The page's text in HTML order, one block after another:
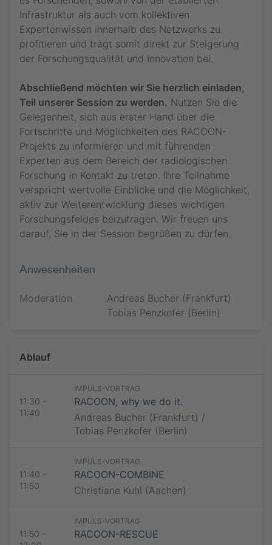
Wissenschaft & Fortbildung
CME-Punkte
Dialog & Interaktion
Jetzt buchen
Eine Teilnahmebescheinigung erhalten nur Personen,
die das digitale Modul „RÖKO DIGITAL“ des 105.
Deutscher Röntgenkongresses und 10. Gemeinsamer
Kongress von DRG und ÖRG gebucht haben oder noch
nachbuchen.
Nachname *
E-Mail-Adresse *
Bitte beachten Sie die Datenschutzhinweise
Jetzt teilnehmen
Nachname *
Bitte beachten Sie die Datenschutzhinweise
Infrastruktur als auch vom kollektiven
Expertenwissen innerhalb des Netzwerks zu
profitieren und trägt somit direkt zur Steigerung
der Forschungsqualität und Innovation bei.
Abschließend möchten wir Sie herzlich einladen,
Teil unserer Session zu werden. Nutzen Sie die
Gelegenheit, sich aus erster Hand über die
Fortschritte und Möglichkeiten des RACOON-
Projekts zu informieren und mit führenden
Experten aus dem Bereich der radiologischen
Forschung in Kontakt zu treten. Ihre Teilnahme
verspricht wertvolle Einblicke und die Möglichkeit,
aktiv zur Weiterentwicklung dieses wichtigen
Forschungsfeldes beizutragen. Wir freuen uns
darauf, Sie in der Session begrüßen zu dürfen.
Anwesenheiten
Moderation
Andreas Bucher (Frankfurt)
Tobias Penzkofer (Berlin)
Ablauf
11:30 -
11:40
IMPULS-VORTRAG
RACOON, why we do it.
Andreas Bucher (Frankfurt) /
Tobias Penzkofer (Berlin)
11:40 -
11:50
IMPULS-VORTRAG
RACOON-COMBINE
Christiane Kuhl (Aachen)
11:50 -
IMPULS-VORTRAG
RACOON-RESCUE
Wissenschaft & Fortbildung
CME-Punkte
Themenvielfalt
Dialog & Interaktion
Deutscher Röntgenkongresses und 10. Gemeinsamer
Kongress von DRG und ÖRG gebucht haben oder noch
Vorname *
Nachname *
E-Mail-Adresse *
Datenschutzhinweise
Nachname *
E-Mail-Adresse *